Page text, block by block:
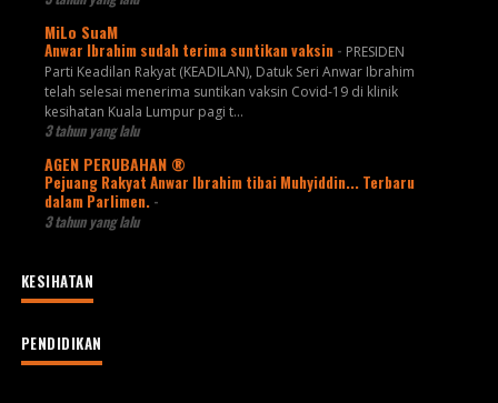
MiLo SuaM
Anwar Ibrahim sudah terima suntikan vaksin - PRESIDEN
Parti Keadilan Rakyat (KEADILAN), Datuk Seri Anwar Ibrahim
telah selesai menerima suntikan vaksin Covid-19 di klinik
kesihatan Kuala Lumpur pagi t...
3 tahun yang lalu
AGEN PERUBAHAN ®
Pejuang Rakyat Anwar Ibrahim tibai Muhyiddin... Terbaru
dalam Parlimen. -
3 tahun yang lalu
KESIHATAN
PENDIDIKAN